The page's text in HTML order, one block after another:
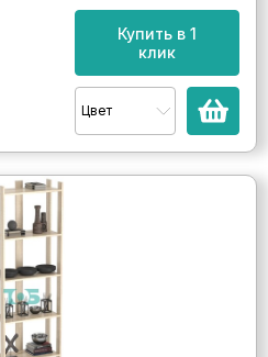
Купить в 1
клик
Цвет